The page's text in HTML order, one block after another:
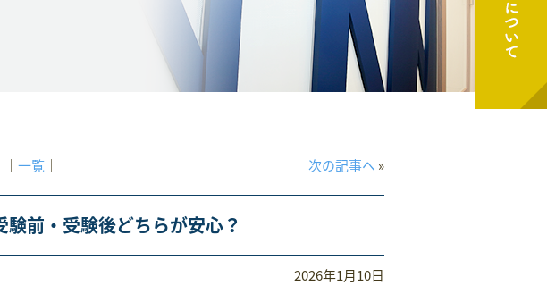
│ 一覧 │ 次の記事へ »
前・受験後どちらが安心？
2026年1月10日